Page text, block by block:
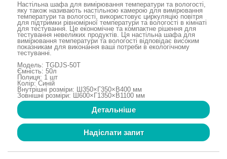
Настільна шафа для вимірювання температури та вологості,
яку також називають настільною камерою для вимірювання
температури та вологості, використовує циркуляцію повітря
для підтримки рівномірної температури та вологості в кімнаті
для тестування. Це економічне та компактне рішення для
тестування невеликих продуктів. Ця настільна шафа для
вимірювання температури та вологості відповідає високим
показникам для виконання ваші потреби в екологічному
тестуванні.
Модель: TGDJS-50T
Ємність: 50л
Полиця: 1 шт
Колір: Синій
Внутрішні розміри: Ш350×Г350×В400 мм
Зовнішні розміри: Ш600×Г1350×В1100 мм
Детальніше
Надіслати запит